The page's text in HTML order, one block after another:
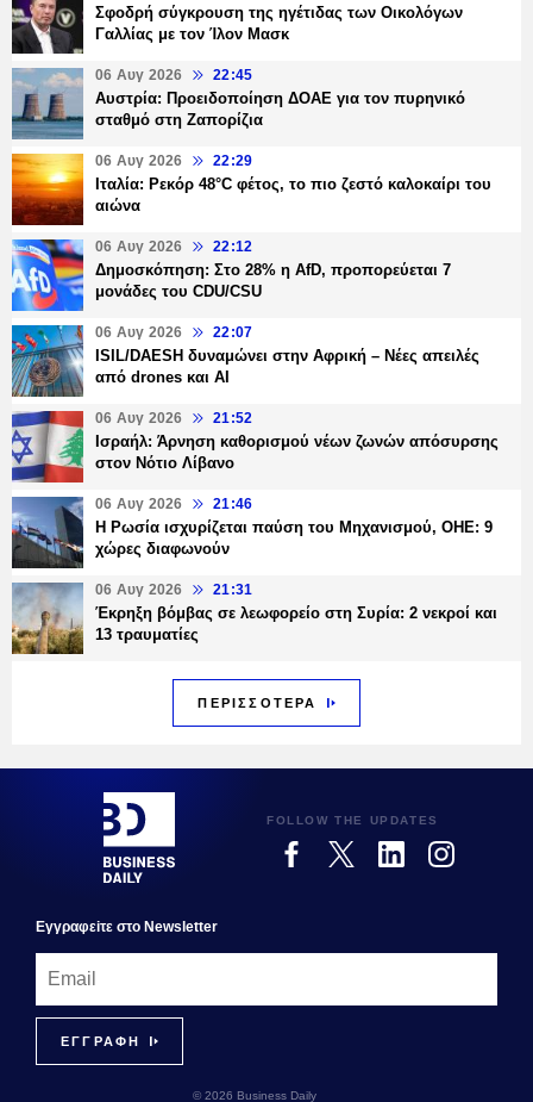
Σφοδρή σύγκρουση της ηγέτιδας των Οικολόγων
Γαλλίας με τον Ίλον Μασκ
06 Αυγ 2026 22:45
Αυστρία: Προειδοποίηση ΔΟΑΕ για τον πυρηνικό
σταθμό στη Ζαπορίζια
06 Αυγ 2026 22:29
Ιταλία: Ρεκόρ 48°C φέτος, το πιο ζεστό καλοκαίρι του
αιώνα
06 Αυγ 2026 22:12
Δημοσκόπηση: Στο 28% η AfD, προπορεύεται 7
μονάδες του CDU/CSU
06 Αυγ 2026 22:07
ISIL/DAESH δυναμώνει στην Αφρική – Νέες απειλές
από drones και AI
06 Αυγ 2026 21:52
Ισραήλ: Άρνηση καθορισμού νέων ζωνών απόσυρσης
στον Νότιο Λίβανο
06 Αυγ 2026 21:46
Η Ρωσία ισχυρίζεται παύση του Μηχανισμού, ΟΗΕ: 9
χώρες διαφωνούν
06 Αυγ 2026 21:31
Έκρηξη βόμβας σε λεωφορείο στη Συρία: 2 νεκροί και
13 τραυματίες
ΠΕΡΙΣΣΟΤΕΡΑ
FOLLOW THE UPDATES
Εγγραφεiτε στο Newsletter
© 2026 Business Daily